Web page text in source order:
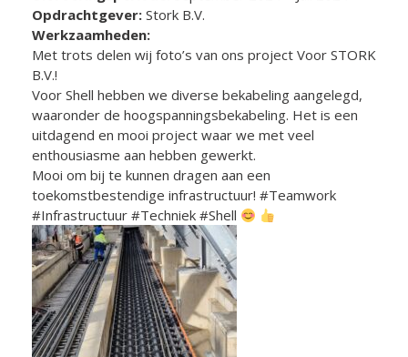
Opdrachtgever: Stork B.V.
Werkzaamheden:
Met trots delen wij foto’s van ons project Voor STORK
B.V.!
Voor Shell hebben we diverse bekabeling aangelegd,
waaronder de hoogspanningsbekabeling. Het is een
uitdagend en mooi project waar we met veel
enthousiasme aan hebben gewerkt.
Mooi om bij te kunnen dragen aan een
toekomstbestendige infrastructuur! #Teamwork
#Infrastructuur #Techniek #Shell